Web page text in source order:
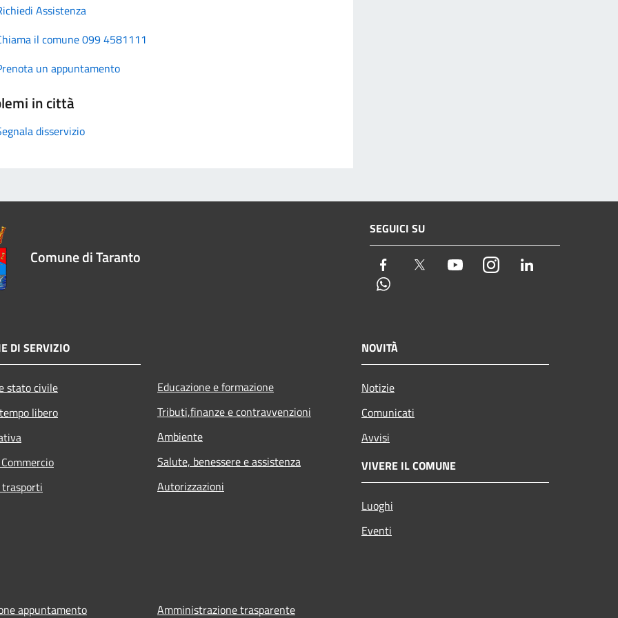
Assistenza
il comune 099 4581111
un appuntamento
in città
disservizio
Comune di Taranto
SEGUICI SU
Facebook Twitter YoutubeInstagram
DI SERVIZIO
stato civile
libero
Educazione e formazione
Tributi,finanze e contravvenzioni
Ambiente
Salute, benessere e assistenza
Autorizzazioni
NOVITÀ
Notizie
Comunicati
Avvisi
VIVERE IL COMUNE
Luoghi
Eventi
appuntamento Amministrazione trasparente